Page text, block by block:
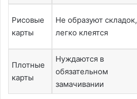
Рисовые
карты
Не образуют складок,
легко клеятся
Плотные
карты
Нуждаются в
обязательном
замачивании